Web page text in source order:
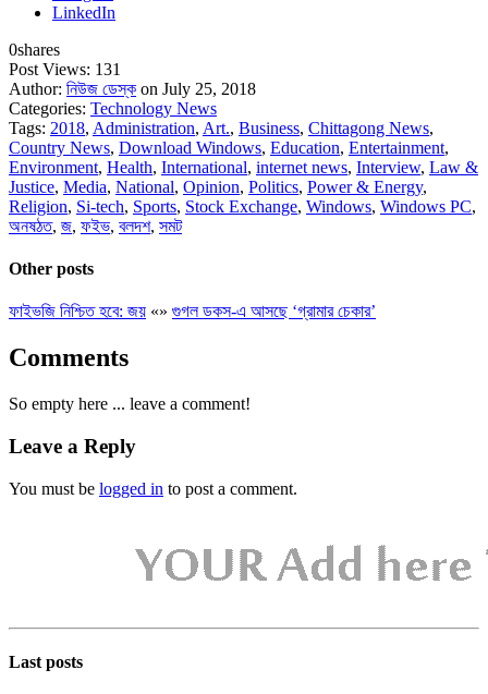
LinkedIn
0shares
Post Views: 131
Author: নিউজ ডেস্ক on July 25, 2018
Categories: Technology News
Tags: 2018, Administration, Art., Business, Chittagong News,
Country News, Download Windows, Education, Entertainment,
Environment, Health, International, internet news, Interview, Law &
Justice, Media, National, Opinion, Politics, Power & Energy,
Religion, Si-tech, Sports, Stock Exchange, Windows, Windows PC,
অনষঠত, জ, ফইভ, বলদশ, সমট
Other posts
ফাইভজি নিশ্চিত হবে: জয় «» গুগল ডকস-এ আসছে ‘গ্রামার চেকার’
Comments
So empty here ... leave a comment!
Leave a Reply
You must be logged in to post a comment.
Last posts